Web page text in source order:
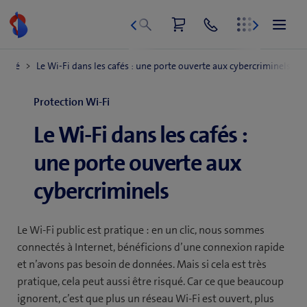
au
contenu
Protection Wi-Fi
Le Wi-Fi dans les cafés :
une porte ouverte aux
cybercriminels
Le Wi-Fi public est pratique : en un clic, nous sommes
connectés à Internet, bénéficions d’une connexion rapide
et n’avons pas besoin de données. Mais si cela est très
pratique, cela peut aussi être risqué. Car ce que beaucoup
ignorent, c’est que plus un réseau Wi-Fi est ouvert, plus